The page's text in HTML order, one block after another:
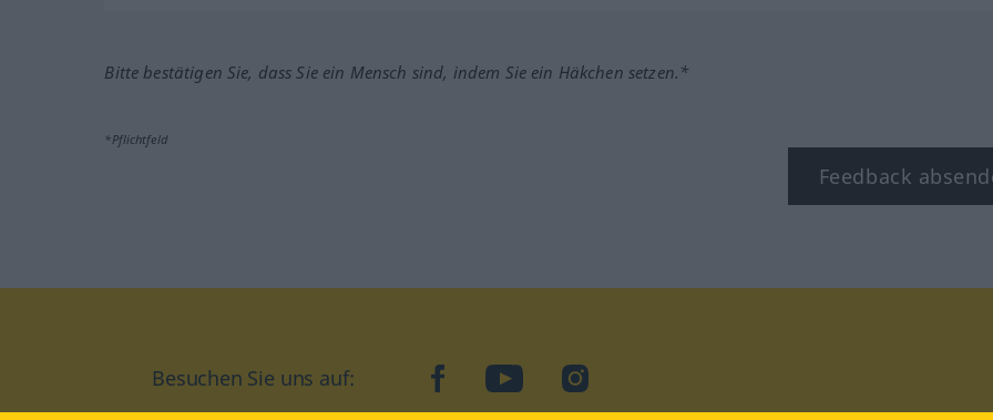
Bitte bestätigen Sie, dass Sie ein Mensch sind, indem Sie ein Häkchen setzen.*
*Pflichtfeld
Feedback
Besuchen Sie uns auf: facebookYouTubeInstagram